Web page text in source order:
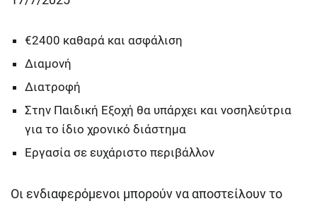
€2400 καθαρά και ασφάλιση
Διαμονή
Διατροφή
Στην Παιδική Εξοχή θα υπάρχει και νοσηλεύτρια
για το ίδιο χρονικό διάστημα
Εργασία σε ευχάριστο περιβάλλον
Οι ενδιαφερόμενοι μπορούν να αποστείλουν το